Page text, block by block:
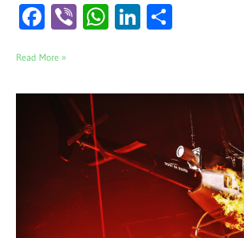
Facebook
ViberWhatsApp
LinkedIn
Read More »